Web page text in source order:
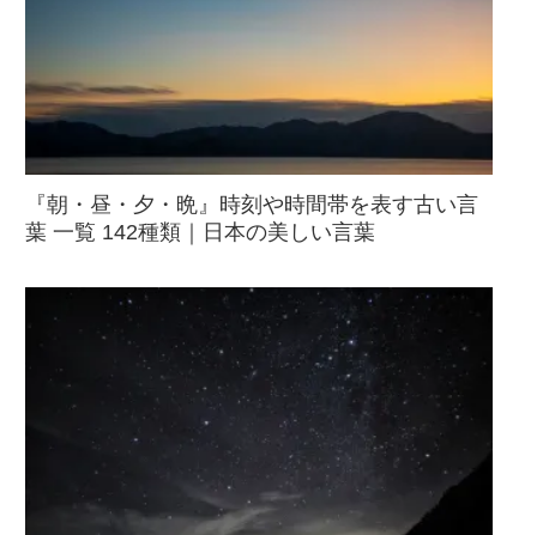
『朝・昼・夕・晩』時刻や時間帯を表す古い言
葉 一覧 142種類｜日本の美しい言葉